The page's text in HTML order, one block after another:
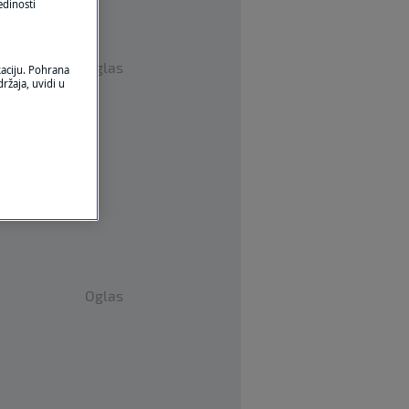
Oglas
Oglas
Pohrana
uvidi u